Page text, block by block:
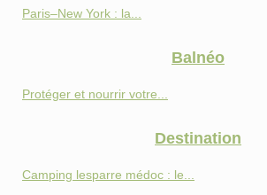
Paris–New York : la...
Balnéo
Protéger et nourrir votre...
Destination
Camping lesparre médoc : le...